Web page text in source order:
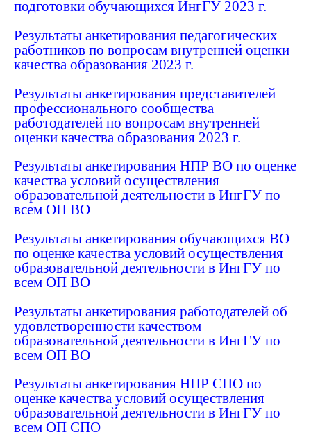
подготовки обучающихся ИнгГУ 2023 г.
Результаты анкетирования педагогических
работников по вопросам внутренней оценки
качества образования 2023 г.
Результаты анкетирования представителей
профессионального сообщества
работодателей по вопросам внутренней
оценки качества образования 2023 г.
Результаты анкетирования НПР ВО по оценке
качества условий осуществления
образовательной деятельности в ИнгГУ по
всем ОП ВО
Результаты анкетирования обучающихся ВО
по оценке качества условий осуществления
образовательной деятельности в ИнгГУ по
всем ОП ВО
Результаты анкетирования работодателей об
удовлетворенности качеством
образовательной деятельности в ИнгГУ по
всем ОП ВО
Результаты анкетирования НПР СПО по
оценке качества условий осуществления
образовательной деятельности в ИнгГУ по
всем ОП СПО